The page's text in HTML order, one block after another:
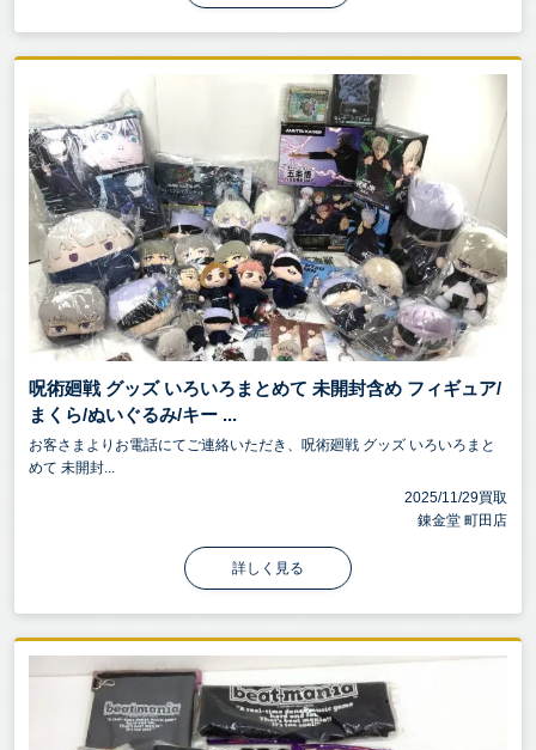
呪術廻戦 グッズ いろいろまとめて 未開封含め フィギュア/
まくら/ぬいぐるみ/キー ...
お客さまよりお電話にてご連絡いただき、呪術廻戦 グッズ いろいろまと
めて 未開封...
2025/11/29買取
錬金堂 町田店
詳しく見る